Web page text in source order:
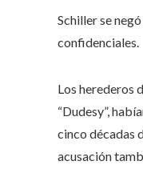
Schiller se
confidenciales.
Los herederos
“Dudesy”,
cinco décadas
acusación